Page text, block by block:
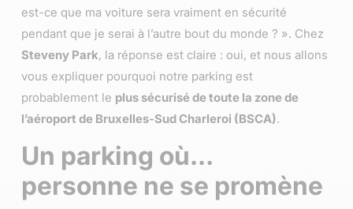
est-ce que ma voiture sera vraiment en sécurité
pendant que je serai à l’autre bout du monde ? ». Chez
Steveny Park, la réponse est claire : oui, et nous allons
vous expliquer pourquoi notre parking est
probablement le plus sécurisé de toute la zone de
l’aéroport de Bruxelles-Sud Charleroi (BSCA).
Un parking où…
personne ne se promène